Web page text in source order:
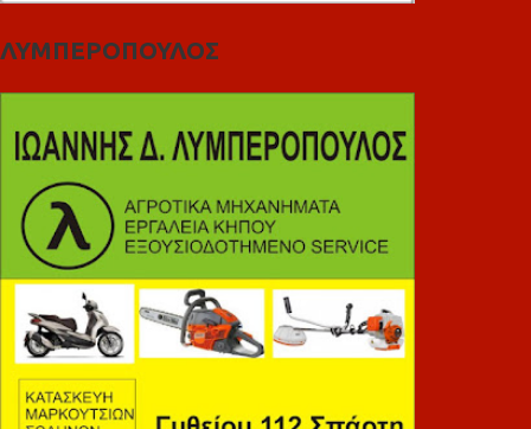
ΛΥΜΠΕΡΟΠΟΥΛΟΣ